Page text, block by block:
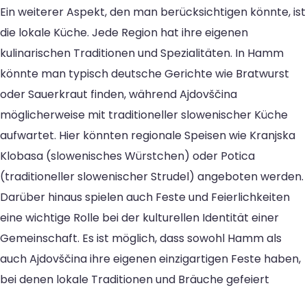
Ein weiterer Aspekt, den man berücksichtigen könnte, ist
die lokale Küche. Jede Region hat ihre eigenen
kulinarischen Traditionen und Spezialitäten. In Hamm
könnte man typisch deutsche Gerichte wie Bratwurst
oder Sauerkraut finden, während Ajdovščina
möglicherweise mit traditioneller slowenischer Küche
aufwartet. Hier könnten regionale Speisen wie Kranjska
Klobasa (slowenisches Würstchen) oder Potica
(traditioneller slowenischer Strudel) angeboten werden.
Darüber hinaus spielen auch Feste und Feierlichkeiten
eine wichtige Rolle bei der kulturellen Identität einer
Gemeinschaft. Es ist möglich, dass sowohl Hamm als
auch Ajdovščina ihre eigenen einzigartigen Feste haben,
bei denen lokale Traditionen und Bräuche gefeiert